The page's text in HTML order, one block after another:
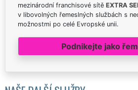
mezinárodní franchisové sítě EXTRA
v libovolných řemeslných službách s
možnostmi po celé Evropské unii.
Podnikejte jako